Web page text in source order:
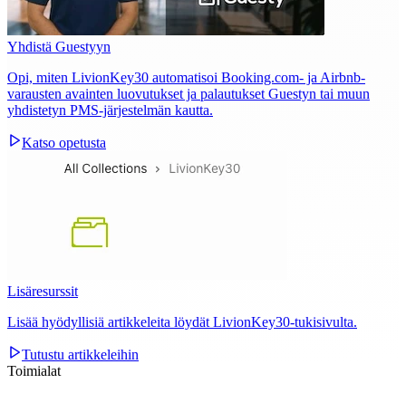
Yhdistä Guestyyn
Opi, miten LivionKey30 automatisoi Booking.com- ja Airbnb-
varausten avainten luovutukset ja palautukset Guestyn tai muun
yhdistetyn PMS-järjestelmän kautta.
Katso opetusta
Lisäresurssit
Lisää hyödyllisiä artikkeleita löydät LivionKey30-tukisivulta.
Tutustu artikkeleihin
Toimialat